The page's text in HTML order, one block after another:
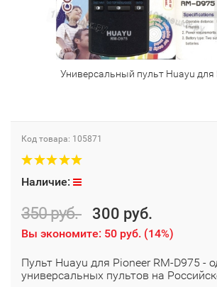
Универсальный пульт Huayu для
Код товара: 105871
Наличие:
350 руб. 300 руб.
Вы экономите: 50 руб. (14%)
Пульт Huayu для Pioneer RM-D975 -
универсальных пультов на